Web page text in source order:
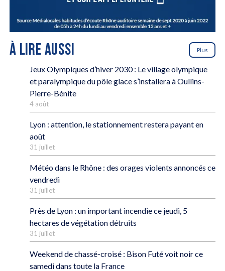
À LIRE AUSSI Plus
Jeux Olympiques d’hiver 2030 : Le village olympique
et paralympique du pôle glace s’installera à Oullins-
Pierre-Bénite
4 août
Lyon : attention, le stationnement restera payant en
août
31 juillet
Météo dans le Rhône : des orages violents annoncés ce
vendredi
31 juillet
Près de Lyon : un important incendie ce jeudi, 5
hectares de végétation détruits
31 juillet
Weekend de chassé-croisé : Bison Futé voit noir ce
samedi dans toute la France